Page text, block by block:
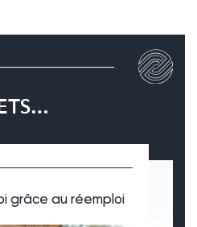
grâce au réemploi